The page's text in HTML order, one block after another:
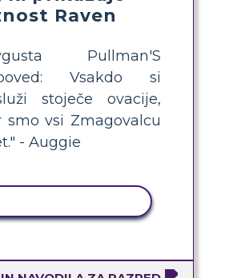
Raven
Pullman'S
Vsakdo si
stoječe ovacije,
smo vsi Zmagovalcu
- Auggie